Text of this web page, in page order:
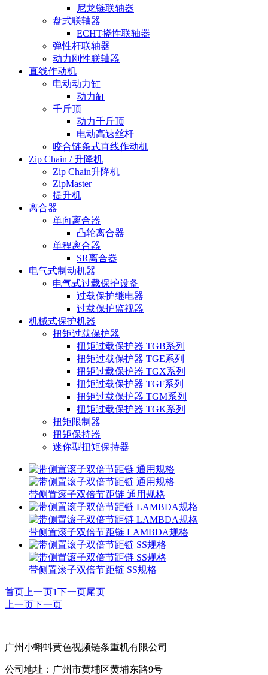
尼龙链联轴器
盘式联轴器
ECHT挠性联轴器
弹性杆联轴器
动力刚性联轴器
直线作动机
电动动力缸
动力缸
千斤顶
动力千斤顶
电动高速丝杆
咬合链条式直线作动机
Zip Chain / 升降机
Zip Chain升降机
ZipMaster
提升机
离合器
单向离合器
凸轮离合器
单程离合器
SR离合器
电气式制动机器
电气式过载保护设备
过载保护继电器
过载保护监视器
机械式保护机器
扭矩过载保护器
扭矩过载保护器 TGB系列
扭矩过载保护器 TGE系列
扭矩过载保护器 TGX系列
扭矩过载保护器 TGF系列
扭矩过载保护器 TGM系列
扭矩过载保护器 TGK系列
扭矩限制器
扭矩保持器
迷你型扭矩保持器
带侧置滚子双倍节距链 通用规格
带侧置滚子双倍节距链 LAMBDA规格
带侧置滚子双倍节距链 SS规格
首页 上一页1下一页尾页
上一页下一页
广州小蝌蚪黄色视频链条重机有限公司
公司地址：广州市黄埔区黄埔东路9号